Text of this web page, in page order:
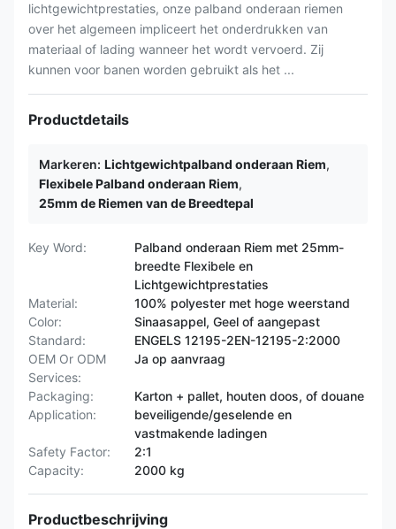
lichtgewichtprestaties, onze palband onderaan riemen
over het algemeen impliceert het onderdrukken van
materiaal of lading wanneer het wordt vervoerd. Zij
kunnen voor banen worden gebruikt als het ...
Productdetails
Markeren: Lichtgewichtpalband onderaan Riem,
Flexibele Palband onderaan Riem,
25mm de Riemen van de Breedtepal
Key Word:
Palband onderaan Riem met 25mm-
breedte Flexibele en
Lichtgewichtprestaties
Material:
100% polyester met hoge weerstand
Color:
Sinaasappel, Geel of aangepast
Standard:
ENGELS 12195-2EN-12195-2:2000
OEM Or ODM
Services:
Ja op aanvraag
Packaging:
Karton + pallet, houten doos, of douane
Application:
beveiligende/geselende en
vastmakende ladingen
Safety Factor:
2:1
Capacity:
2000 kg
Productbeschrijving